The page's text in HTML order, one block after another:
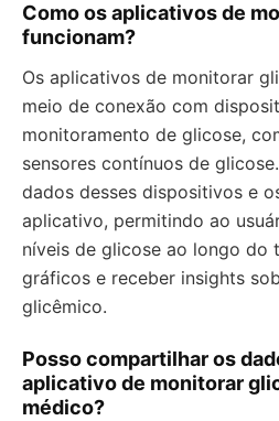
Como os aplicativos de
funcionam?
Os aplicativos de monitorar
meio de conexão com
monitoramento de glicose,
sensores contínuos de
dados desses dispositivos e
aplicativo, permitindo ao
níveis de glicose ao longo do
gráficos e receber insights
glicêmico.
Posso compartilhar os
aplicativo de monitorar
médico?